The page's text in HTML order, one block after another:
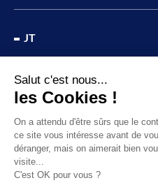
JT
ÉCONOMIE
CULTURE & LOISIRS
SPORT